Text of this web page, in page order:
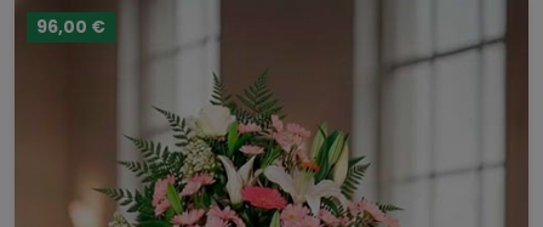
96,00 €